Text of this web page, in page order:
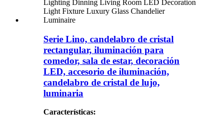
Serie Lino, candelabro de cristal
rectangular, iluminación para
comedor, sala de estar, decoración
LED, accesorio de iluminación,
candelabro de cristal de lujo,
luminaria
Características: